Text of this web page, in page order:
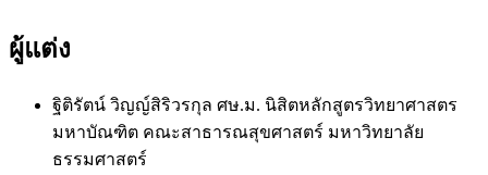
ผู้แต่ง
ฐิติรัตน์ วิญญ์สิริวรกุล ศษ.ม. นิสิตหลักสูตรวิทยาศาสตร
มหาบัณฑิต คณะสาธารณสุขศาสตร์ มหาวิทยาลัย
ธรรมศาสตร์